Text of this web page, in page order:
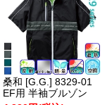
桑和 [G.G.] 8329-01
EF用 半袖ブルゾン